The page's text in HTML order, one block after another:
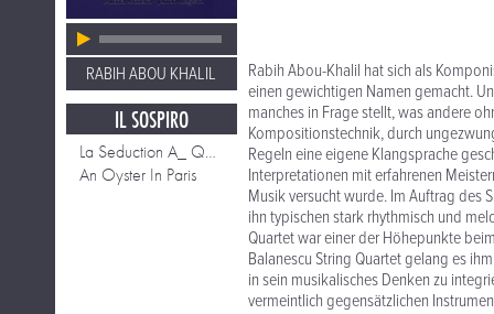
RABIH ABOU KHALIL
IL SOSPIRO
La Seduction A_ Qawarma
An Oyster In Paris
Rabih Abou-Khalil hat sich als
einen gewichtigen Namen gemacht.
manches in Frage stellt, was andere
Kompositionstechnik, durch
Regeln eine eigene Klangsprache
Interpretationen mit erfahrenen
Musik versucht wurde. Im Auftrag des
ihn typischen stark rhythmisch und
Quartet war einer der Höhepunkte
Balanescu String Quartet gelang es
in sein musikalisches Denken zu
vermeintlich gegensätzlichen